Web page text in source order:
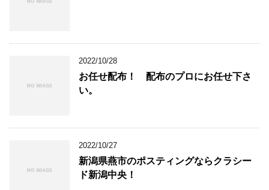
2022/10/28
お任せ配布！ 配布のプロにお任せ下さ
い。
2022/10/27
新潟県燕市のポスティングならクラシー
ド新潟中央！